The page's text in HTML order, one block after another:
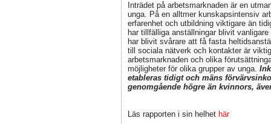
Inträdet på arbetsmarknaden är en
unga. På en alltmer kunskapsintensiv
erfarenhet och utbildning viktigare än
har tillfälliga anställningar blivit
har blivit svårare att få fasta
till sociala nätverk och kontakter är
arbetsmarknaden och olika
möjligheter för olika grupper av unga.
etableras tidigt och mäns
genomgående högre än kvinnors,
Läs rapporten i sin helhet här